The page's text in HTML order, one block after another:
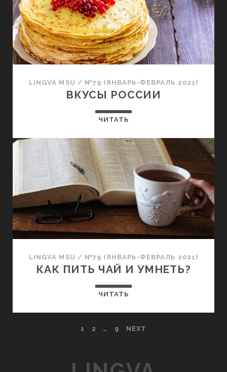
LINGVA MSU / №79 (ЯНВАРЬ-ФЕВРАЛЬ 2021)
ВКУСЫ РОССИИ
ЧИТАТЬ
LINGVA MSU / №79 (ЯНВАРЬ-ФЕВРАЛЬ 2021)
КАК ПИТЬ ЧАЙ И УМНЕТЬ?
ЧИТАТЬ
1 2 … 9 NEXT